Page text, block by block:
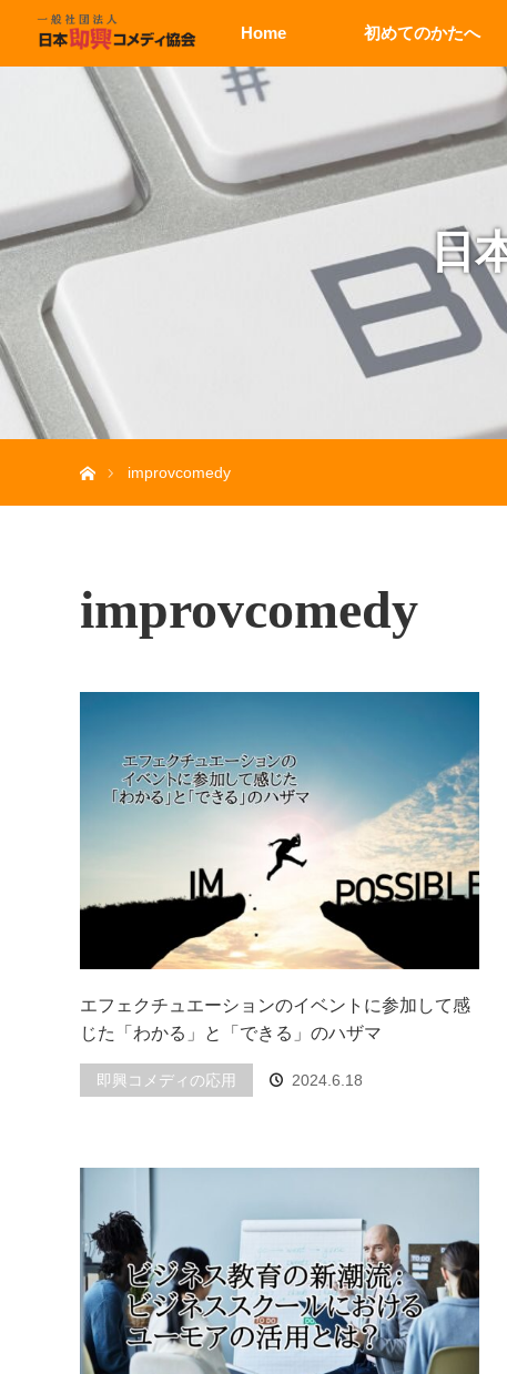
Home 初めてのかたへ
日
improvcomedy
improvcomedy
エフェクチュエーションのイベントに参加して感
じた「わかる」と「できる」のハザマ
即興コメディの応用 2024.6.18